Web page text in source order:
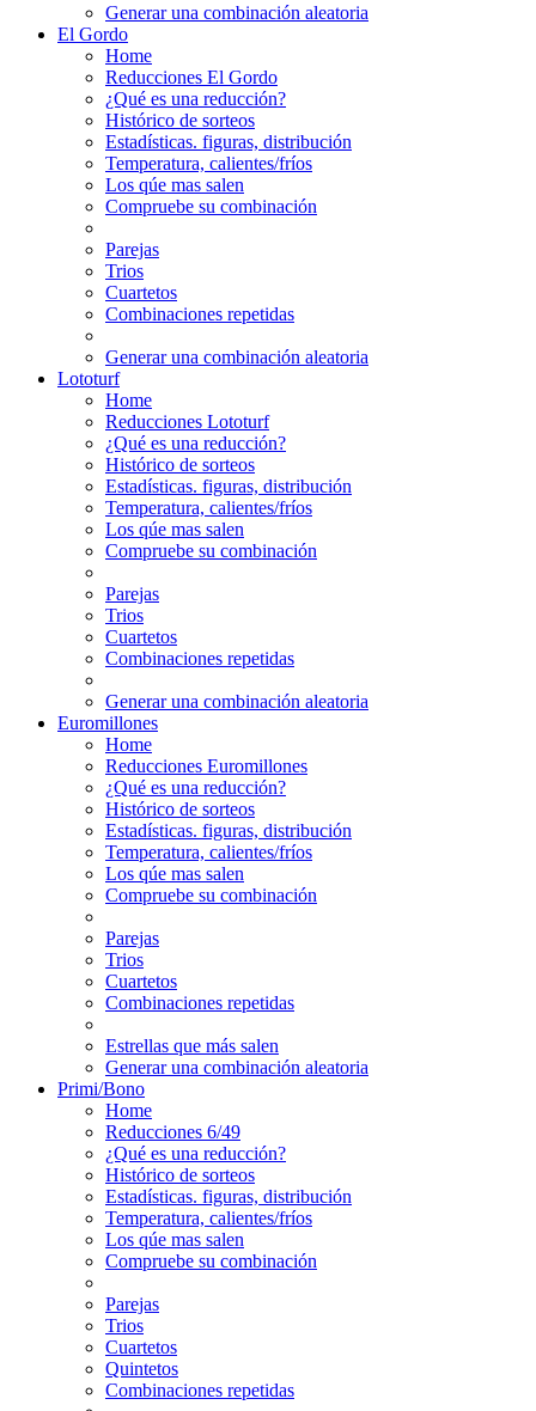
Generar una combinación aleatoria
El Gordo
Home
Reducciones El Gordo
¿Qué es una reducción?
Histórico de sorteos
Estadísticas. figuras, distribución
Temperatura, calientes/fríos
Los qúe mas salen
Compruebe su combinación
Parejas
Trios
Cuartetos
Combinaciones repetidas
Generar una combinación aleatoria
Lototurf
Home
Reducciones Lototurf
¿Qué es una reducción?
Histórico de sorteos
Estadísticas. figuras, distribución
Temperatura, calientes/fríos
Los qúe mas salen
Compruebe su combinación
Parejas
Trios
Cuartetos
Combinaciones repetidas
Generar una combinación aleatoria
Euromillones
Home
Reducciones Euromillones
¿Qué es una reducción?
Histórico de sorteos
Estadísticas. figuras, distribución
Temperatura, calientes/fríos
Los qúe mas salen
Compruebe su combinación
Parejas
Trios
Cuartetos
Combinaciones repetidas
Estrellas que más salen
Generar una combinación aleatoria
Primi/Bono
Home
Reducciones 6/49
¿Qué es una reducción?
Histórico de sorteos
Estadísticas. figuras, distribución
Temperatura, calientes/fríos
Los qúe mas salen
Compruebe su combinación
Parejas
Trios
Cuartetos
Quintetos
Combinaciones repetidas